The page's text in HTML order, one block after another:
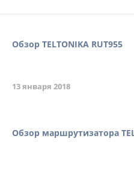
Обзор TELTONIKA RUT955
13 января 2018
Обзор маршрутизатора